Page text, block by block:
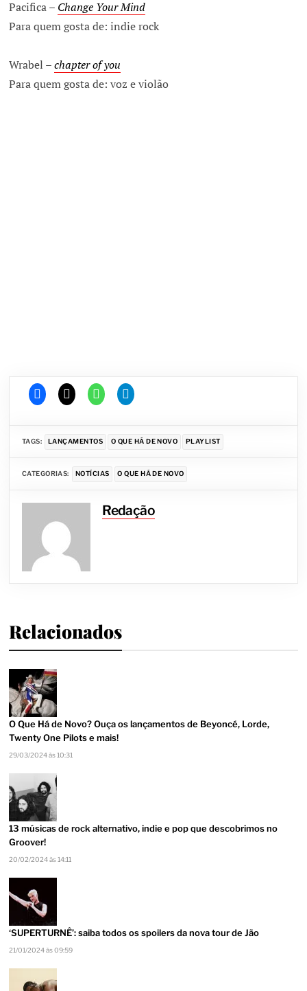
Pacifica – Change Your Mind
Para quem gosta de: indie rock
Wrabel –chapter of you
Para quem gosta de: voz e violão
TAGS: LANÇAMENTOS O QUE HÁ DE NOVO PLAYLIST
CATEGORIAS: NOTÍCIAS O QUE HÁ DE NOVO
Redação
Relacionados
O Que Há de Novo? Ouça os lançamentos de Beyoncé, Lorde,
Twenty One Pilots e mais!
29/03/2024 às 10:31
13 músicas de rock alternativo, indie e pop que descobrimos no
Groover!
20/02/2024 às 14:11
‘SUPERTURNÊ’: saiba todos os spoilers da nova tour de Jão
21/01/2024 às 09:59